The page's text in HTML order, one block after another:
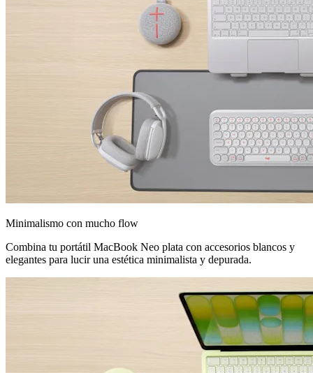
Minimalismo con mucho flow
Combina tu portátil MacBook Neo plata con accesorios blancos y
elegantes para lucir una estética minimalista y depurada.